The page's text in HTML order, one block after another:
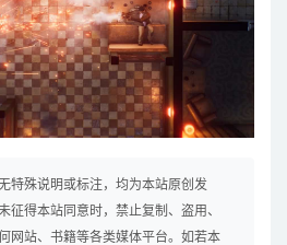
特殊说明或标注，均为本站原创发
征得本站同意时，禁止复制、盗用、
网站、书籍等各类媒体平台。如若本